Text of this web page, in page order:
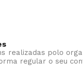
realizadas polo
regular o seu